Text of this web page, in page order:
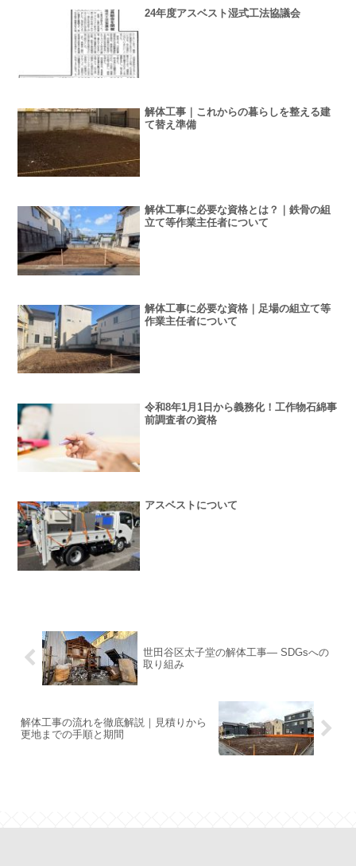
24年度アスベスト湿式工法協議会
解体工事｜これからの暮らしを整える建
て替え準備
解体工事に必要な資格とは？｜鉄骨の組
立て等作業主任者について
解体工事に必要な資格｜足場の組立て等
作業主任者について
令和8年1月1日から義務化！工作物石綿事
前調査者の資格
アスベストについて
世田谷区太子堂の解体工事― SDGsへの
取り組み
解体工事の流れを徹底解説｜見積りから
更地までの手順と期間